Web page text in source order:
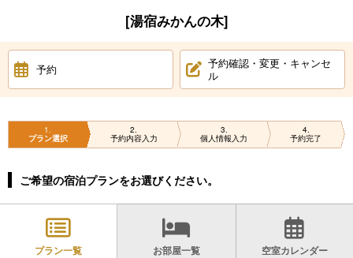
[湯宿みかんの木]
予約
予約確認・変更・キャンセ
ル
1
プラン選択
2
予約内容入力
3
個人情報入力
4
予約完了
ご希望の宿泊プランをお選びください。
プラン一覧 お部屋一覧 空室カレンダー